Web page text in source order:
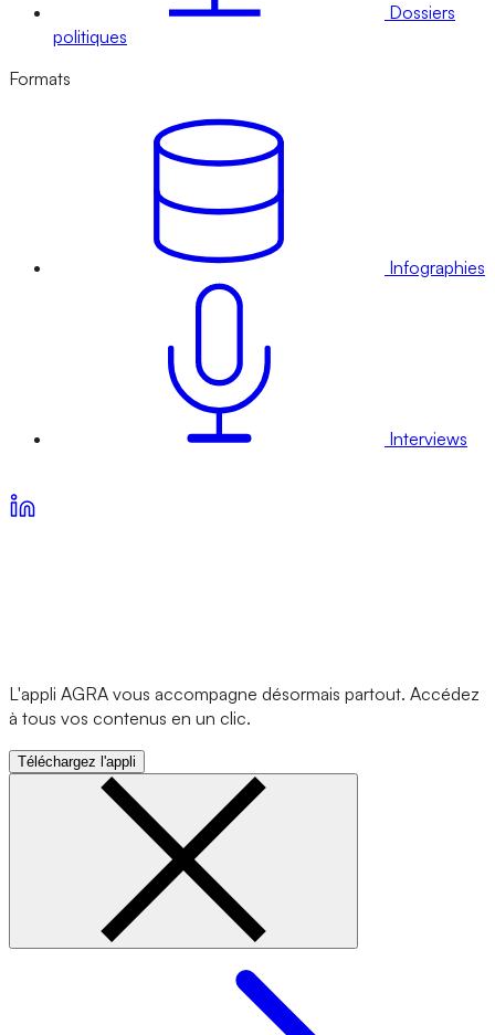
Dossiers
politiques
Formats
Infographies
Interviews
L'appli AGRA vous accompagne désormais partout. Accédez
à tous vos contenus en un clic.
Téléchargez l'appli